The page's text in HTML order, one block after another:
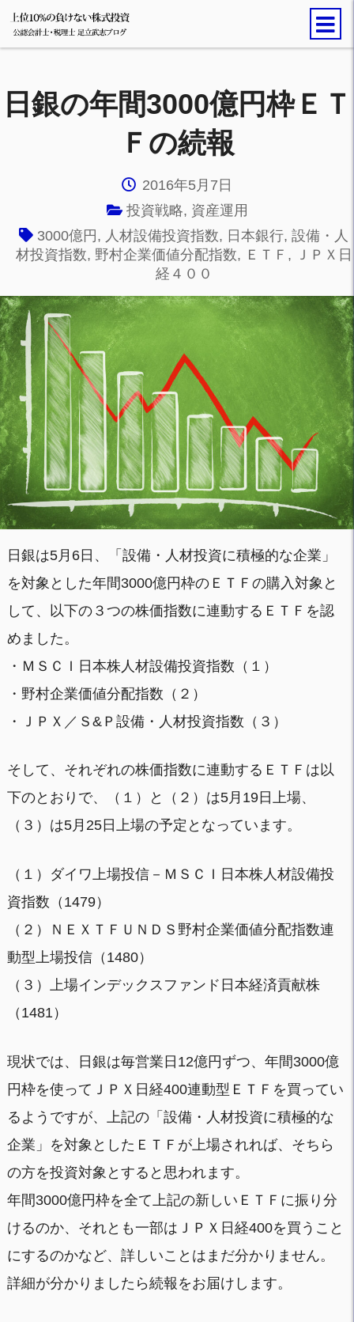
日銀の年間3000億円枠ＥＴ
Ｆの続報
2016年5月7日
投資戦略, 資産運用
3000億円 , 人材設備投資指数, 日本銀行,設備・人
材投資指数, 野村企業価値分配指数, ＥＴＦ , ＪＰＸ日
経４００
日銀は5月6日、「設備・人材投資に積極的な企業」
を対象とした年間3000億円枠のＥＴＦの購入対象と
して、以下の３つの株価指数に連動するＥＴＦを認
めました。
・ＭＳＣＩ日本株人材設備投資指数（１）
・野村企業価値分配指数（２）
・ＪＰＸ／Ｓ&Ｐ設備・人材投資指数（３）
そして、それぞれの株価指数に連動するＥＴＦは以
下のとおりで、（１）と（２）は5月19日上場、
（３）は5月25日上場の予定となっています。
（１）ダイワ上場投信－ＭＳＣＩ日本株人材設備投
資指数（1479）
（２）ＮＥＸＴＦＵＮＤＳ野村企業価値分配指数連
動型上場投信（1480）
（３）上場インデックスファンド日本経済貢献株
（1481）
現状では、日銀は毎営業日12億円ずつ、年間3000億
円枠を使ってＪＰＸ日経400連動型ＥＴＦを買ってい
るようですが、上記の「設備・人材投資に積極的な
企業」を対象としたＥＴＦが上場されれば、そちら
の方を投資対象とすると思われます。
年間3000億円枠を全て上記の新しいＥＴＦに振り分
けるのか、それとも一部はＪＰＸ日経400を買うこと
にするのかなど、詳しいことはまだ分かりません。
詳細が分かりましたら続報をお届けします。